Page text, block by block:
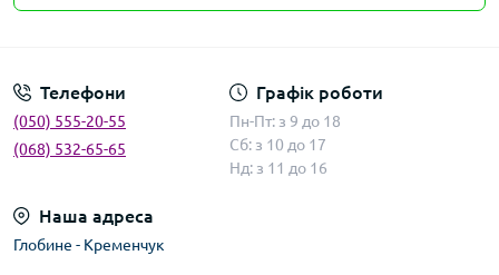
Телефони
(050) 555-20-55
(068) 532-65-65
Графік роботи
Пн-Пт: з 9 до 18
Сб: з 10 до 17
Нд: з 11 до 16
Наша адреса
Глобине - Кременчук